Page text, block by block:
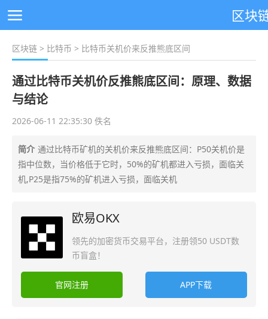
区块
区块链 > 比特币 > 比特币关机价来反推熊底区间
通过比特币关机价反推熊底区间：原理、数据
与结论
2026-06-11 22:35:30 佚名
简介 通过比特币矿机的关机价来反推熊底区间：P50关机价是
指中位数，当价格低于它时，50%的矿机都进入亏损，面临关
机,P25是指75%的矿机进入亏损，面临关机
欧易OKX
领先的加密货币交易平台，注册领50 USDT数
币盲盒！
官网注册 APP下载